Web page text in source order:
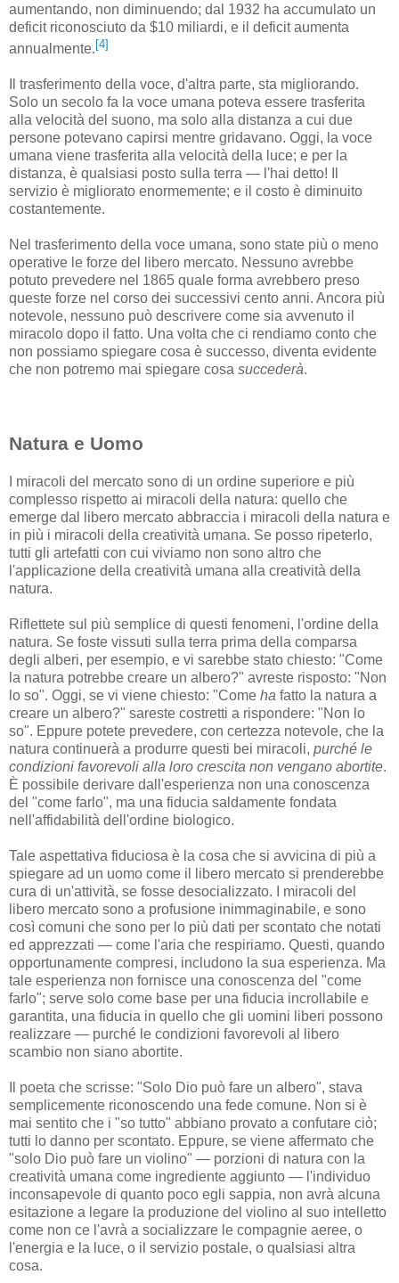
aumentando, non diminuendo; dal 1932 ha accumulato un
deficit riconosciuto da $10 miliardi, e il deficit aumenta
annualmente.[4]
Il trasferimento della voce, d'altra parte, sta migliorando.
Solo un secolo fa la voce umana poteva essere trasferita
alla velocità del suono, ma solo alla distanza a cui due
persone potevano capirsi mentre gridavano. Oggi, la voce
umana viene trasferita alla velocità della luce; e per la
distanza, è qualsiasi posto sulla terra — l'hai detto! Il
servizio è migliorato enormemente; e il costo è diminuito
costantemente.
Nel trasferimento della voce umana, sono state più o meno
operative le forze del libero mercato. Nessuno avrebbe
potuto prevedere nel 1865 quale forma avrebbero preso
queste forze nel corso dei successivi cento anni. Ancora più
notevole, nessuno può descrivere come sia avvenuto il
miracolo dopo il fatto. Una volta che ci rendiamo conto che
non possiamo spiegare cosa è successo, diventa evidente
che non potremo mai spiegare cosa succederà.
Natura e Uomo
I miracoli del mercato sono di un ordine superiore e più
complesso rispetto ai miracoli della natura: quello che
emerge dal libero mercato abbraccia i miracoli della natura e
in più i miracoli della creatività umana. Se posso ripeterlo,
tutti gli artefatti con cui viviamo non sono altro che
l'applicazione della creatività umana alla creatività della
natura.
Riflettete sul più semplice di questi fenomeni, l'ordine della
natura. Se foste vissuti sulla terra prima della comparsa
degli alberi, per esempio, e vi sarebbe stato chiesto: "Come
la natura potrebbe creare un albero?" avreste risposto: "Non
lo so". Oggi, se vi viene chiesto: "Come ha fatto la natura a
creare un albero?" sareste costretti a rispondere: "Non lo
so". Eppure potete prevedere, con certezza notevole, che la
natura continuerà a produrre questi bei miracoli, purché le
condizioni favorevoli alla loro crescita non vengano abortite.
È possibile derivare dall'esperienza non una conoscenza
del "come farlo", ma una fiducia saldamente fondata
nell'affidabilità dell'ordine biologico.
Tale aspettativa fiduciosa è la cosa che si avvicina di più a
spiegare ad un uomo come il libero mercato si prenderebbe
cura di un'attività, se fosse desocializzato. I miracoli del
libero mercato sono a profusione inimmaginabile, e sono
così comuni che sono per lo più dati per scontato che notati
ed apprezzati — come l'aria che respiriamo. Questi, quando
opportunamente compresi, includono la sua esperienza. Ma
tale esperienza non fornisce una conoscenza del "come
farlo"; serve solo come base per una fiducia incrollabile e
garantita, una fiducia in quello che gli uomini liberi possono
realizzare — purché le condizioni favorevoli al libero
scambio non siano abortite.
Il poeta che scrisse: "Solo Dio può fare un albero", stava
semplicemente riconoscendo una fede comune. Non si è
mai sentito che i "so tutto" abbiano provato a confutare ciò;
tutti lo danno per scontato. Eppure, se viene affermato che
"solo Dio può fare un violino" — porzioni di natura con la
creatività umana come ingrediente aggiunto — l'individuo
inconsapevole di quanto poco egli sappia, non avrà alcuna
esitazione a legare la produzione del violino al suo intelletto
come non ce l'avrà a socializzare le compagnie aeree, o
l'energia e la luce, o il servizio postale, o qualsiasi altra
cosa.